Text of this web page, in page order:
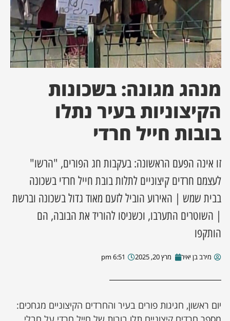
מסע מלחמה
השבוע
מקומית
עסקים
מנהג מגונה: בשכונות
הקיצוניות בעיר נתלו
בובות חייל חרדי
זו אינה הפעם הראשונה: בעקבות חג הפורים, "הרשו"
לעצמם חרדים קיצוניים לתלות בובת חייל חרדי בשכונה
בבית שמש | האירוע הוביל לזעם מאוד גדול בשכונה וברשת
| השוטרים התערבו, וכשניסו להוריד את הבובה, הם
הותקפו
מירב בן יאיר מרץ 20, 2025 6:51 pm
יום ראשון, חגיגות פורים בעיר והחרדים הקיצוניים מגחכים: